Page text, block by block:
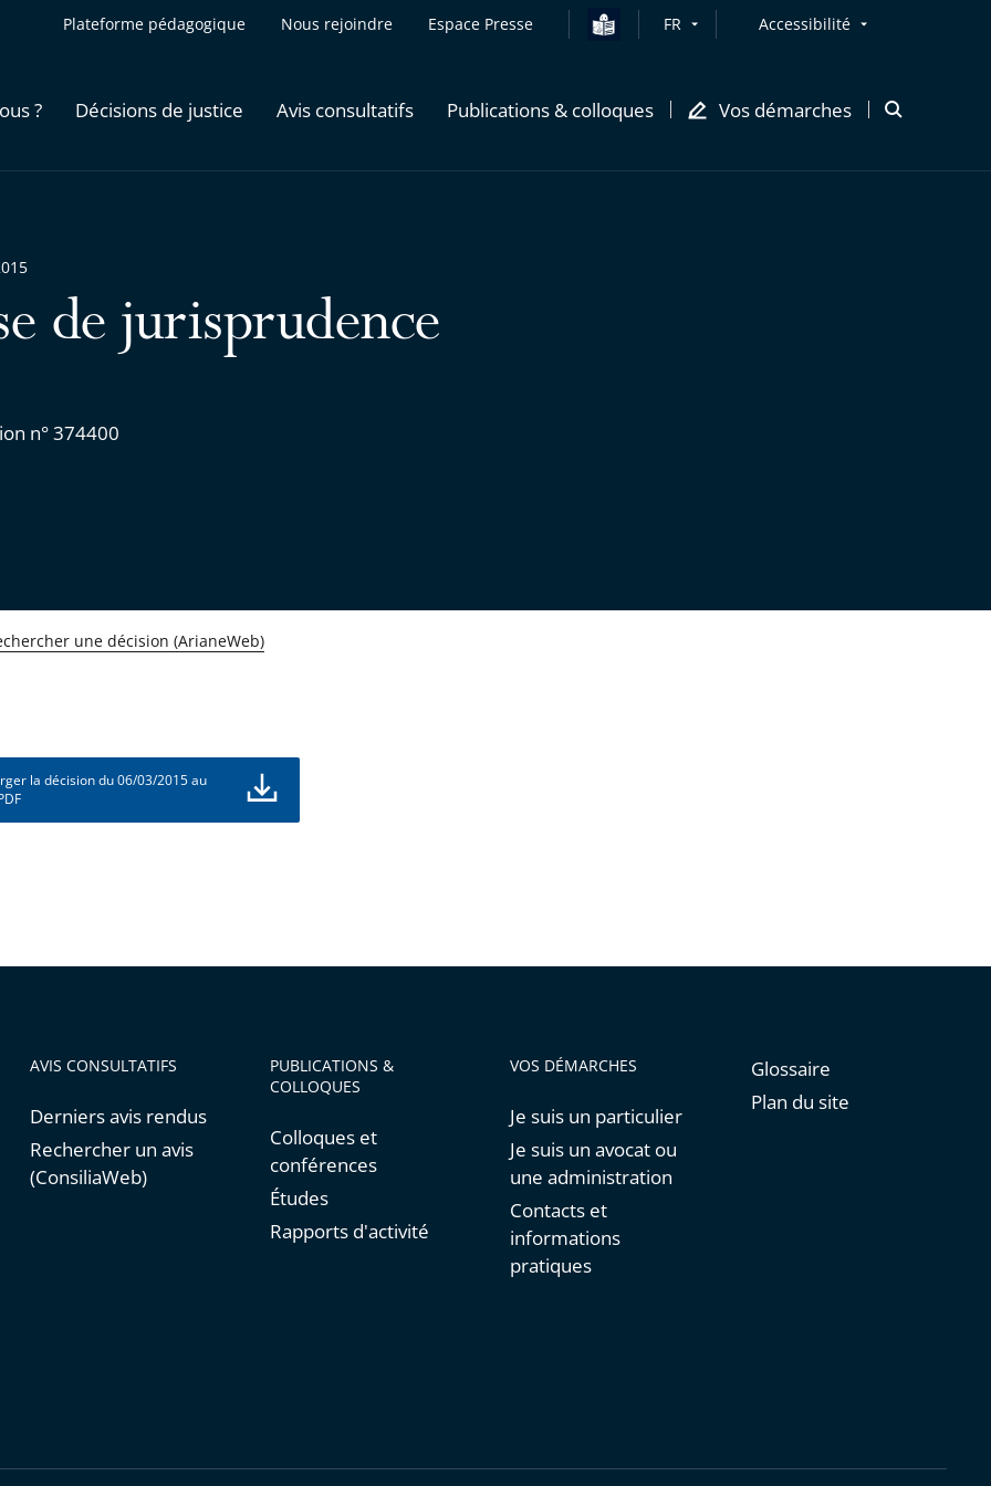
Plateforme pédagogique Nous rejoindre Espace Presse FR Accessibilité
? Décisions de justice Avis consultatifs Publications & colloques Vos démarches
Ouvrir
de jurisprudence
n° 374400
une décision (ArianeWeb)
la décision du 06/03/2015 au
AVIS CONSULTATIFS
Derniers avis rendus
Rechercher un avis
(ConsiliaWeb)
PUBLICATIONS &
COLLOQUES
Colloques et
conférences
Études
Rapports d'activité
VOS DÉMARCHES
Je suis un particulier
Je suis un avocat ou
une administration
Contacts et
informations
pratiques
Glossaire
Plan du site